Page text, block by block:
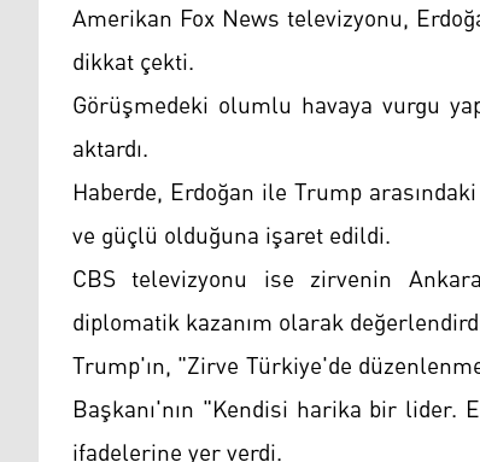
Amerikan Fox News televizyonu,
dikkat çekti.
Görüşmedeki olumlu havaya vurgu
aktardı.
Haberde, Erdoğan ile Trump
ve güçlü olduğuna işaret edildi.
CBS televizyonu ise zirvenin
diplomatik kazanım olarak
Trump'ın, "Zirve Türkiye'de
Başkanı'nın "Kendisi harika bir lider.